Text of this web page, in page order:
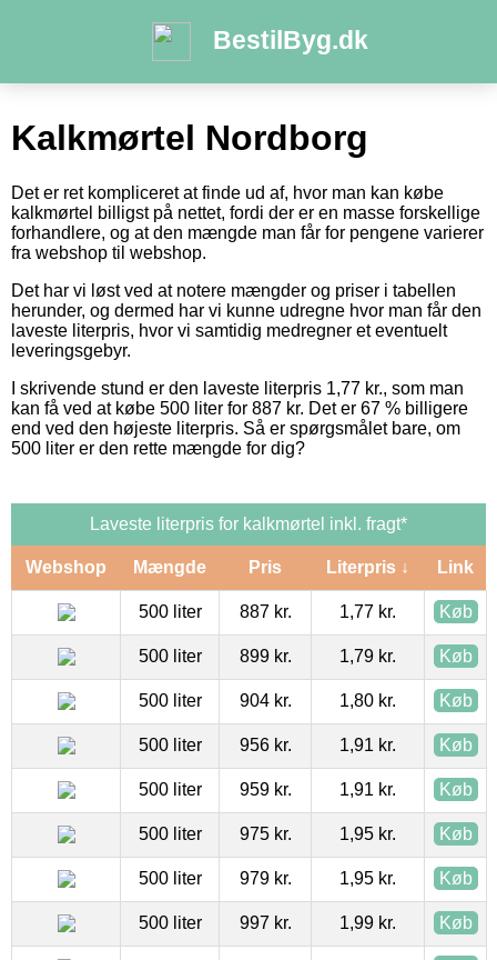
BestilByg.dk
Kalkmørtel Nordborg
Det er ret kompliceret at finde ud af, hvor man kan købe
kalkmørtel billigst på nettet, fordi der er en masse forskellige
forhandlere, og at den mængde man får for pengene varierer
fra webshop til webshop.
Det har vi løst ved at notere mængder og priser i tabellen
herunder, og dermed har vi kunne udregne hvor man får den
laveste literpris, hvor vi samtidig medregner et eventuelt
leveringsgebyr.
I skrivende stund er den laveste literpris 1,77 kr., som man
kan få ved at købe 500 liter for 887 kr. Det er 67 % billigere
end ved den højeste literpris. Så er spørgsmålet bare, om
500 liter er den rette mængde for dig?
Laveste literpris for kalkmørtel inkl. fragt*
Webshop Mængde Pris Literpris ↓ Link
500 liter 887 kr. 1,77 kr. Køb
500 liter 899 kr. 1,79 kr. Køb
500 liter 904 kr. 1,80 kr. Køb
500 liter 956 kr. 1,91 kr. Køb
500 liter 959 kr. 1,91 kr. Køb
500 liter 975 kr. 1,95 kr. Køb
500 liter 979 kr. 1,95 kr. Køb
500 liter 997 kr. 1,99 kr. Køb